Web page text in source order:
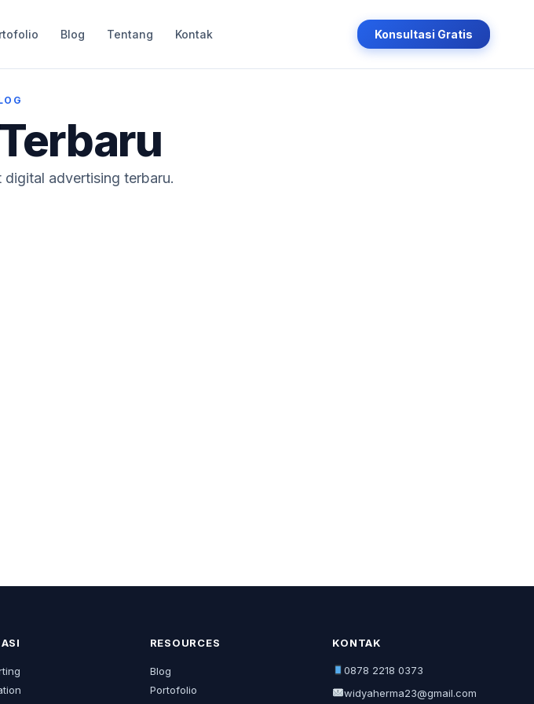
Blog Tentang Kontak Konsultasi Gratis
advertising terbaru.
RESOURCES
Blog
Portofolio
KONTAK
0878 2218 0373
widyaherma23@gmail.com